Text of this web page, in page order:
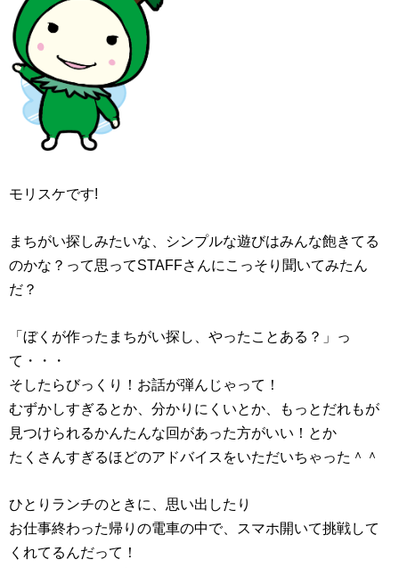
モリスケです!
まちがい探しみたいな、シンプルな遊びはみんな飽きてる
のかな？って思ってSTAFFさんにこっそり聞いてみたん
だ？
「ぼくが作ったまちがい探し、やったことある？」っ
て・・・
そしたらびっくり！お話が弾んじゃって！
むずかしすぎるとか、分かりにくいとか、もっとだれもが
見つけられるかんたんな回があった方がいい！とか
たくさんすぎるほどのアドバイスをいただいちゃった＾＾
ひとりランチのときに、思い出したり
お仕事終わった帰りの電車の中で、スマホ開いて挑戦して
くれてるんだって！